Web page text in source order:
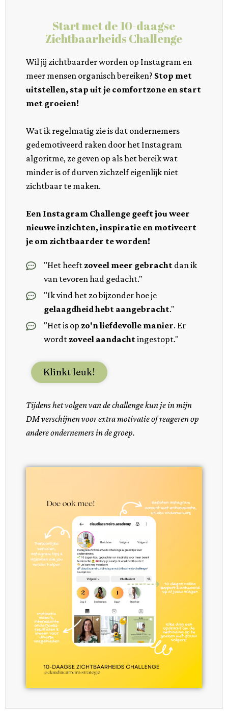
Start met de 10-daagse
Zichtbaarheids Challenge
Wil jij zichtbaarder worden op Instagram en
meer mensen organisch bereiken? Stop met
uitstellen, stap uit je comfortzone en start
met groeien!
Wat ik regelmatig zie is dat ondernemers
gedemotiveerd raken door het Instagram
algoritme, ze geven op als het bereik wat
minder is of durven zichzelf eigenlijk niet
zichtbaar te maken.
Een Instagram Challenge geeft jou weer
nieuwe inzichten, inspiratie en motiveert
je om zichtbaarder te worden!
"Het heeft zoveel meer gebracht dan ik
van tevoren had gedacht."
"Ik vind het zo bijzonder hoe je
gelaagdheid hebt aangebracht."
"Het is op zo'n liefdevolle manier. Er
wordt zoveel aandachtingestopt."
Klinkt leuk!
Tijdens het volgen van de challenge kun je in mijn
DM verschijnen voor extra motivatie of reageren op
andere ondernemers in de groep.